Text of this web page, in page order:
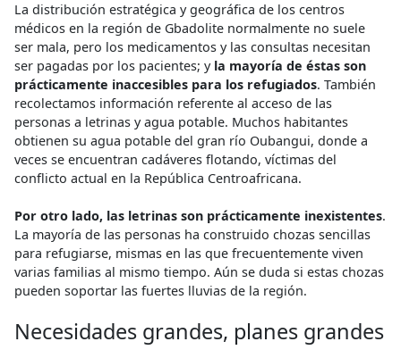
La distribución estratégica y geográfica de los centros
médicos en la región de Gbadolite normalmente no suele
ser mala, pero los medicamentos y las consultas necesitan
ser pagadas por los pacientes; y la mayoría de éstas son
prácticamente inaccesibles para los refugiados. También
recolectamos información referente al acceso de las
personas a letrinas y agua potable. Muchos habitantes
obtienen su agua potable del gran río Oubangui, donde a
veces se encuentran cadáveres flotando, víctimas del
conflicto actual en la República Centroafricana.
Por otro lado, las letrinas son prácticamente inexistentes.
La mayoría de las personas ha construido chozas sencillas
para refugiarse, mismas en las que frecuentemente viven
varias familias al mismo tiempo. Aún se duda si estas chozas
pueden soportar las fuertes lluvias de la región.
Necesidades grandes, planes grandes